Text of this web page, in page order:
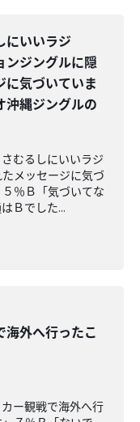
にいいラジ
ンジングルに隠
に気づいていま
沖縄ジングルの
むるしにいいラジ
メッセージに気づ
％Ｂ「気づいてな
Ｂでした...
海外へ行ったこ
ー観戦で海外へ行